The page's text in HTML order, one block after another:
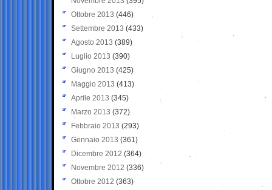
Ottobre 2013 (446)
Settembre 2013 (433)
Agosto 2013 (389)
Luglio 2013 (390)
Giugno 2013 (425)
Maggio 2013 (413)
Aprile 2013 (345)
Marzo 2013 (372)
Febbraio 2013 (293)
Gennaio 2013 (361)
Dicembre 2012 (364)
Novembre 2012 (336)
Ottobre 2012 (363)